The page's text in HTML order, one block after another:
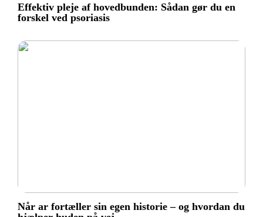
Effektiv pleje af hovedbunden: Sådan gør du en
forskel ved psoriasis
Når ar fortæller sin egen historie – og hvordan du